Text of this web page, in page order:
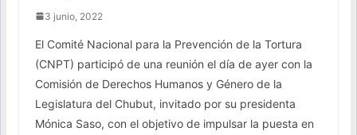
3 junio, 2022
El Comité Nacional para la Prevención de la Tortura
(CNPT) participó de una reunión el día de ayer con la
Comisión de Derechos Humanos y Género de la
Legislatura del Chubut, invitado por su presidenta
Mónica Saso, con el objetivo de impulsar la puesta en